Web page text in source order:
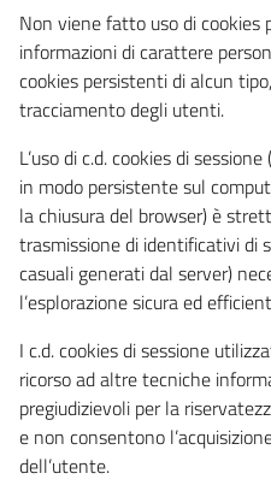
Non viene fatto uso di cookies
informazioni di carattere
cookies persistenti di alcun
tracciamento degli utenti.
L’uso di c.d. cookies di
in modo persistente sul
la chiusura del browser) è
trasmissione di identificativi di
casuali generati dal server)
l’esplorazione sicura ed
I c.d. cookies di sessione
ricorso ad altre tecniche
pregiudizievoli per la
e non consentono
dell’utente.